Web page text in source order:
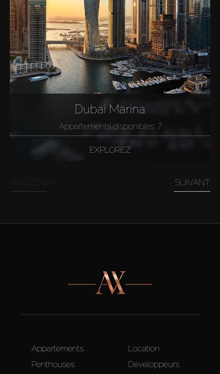
Dubai Marina
Appartements disponibles: 7
EXPLOREZ
SUIVANT
Appartements
Penthouses
Location
Développeurs